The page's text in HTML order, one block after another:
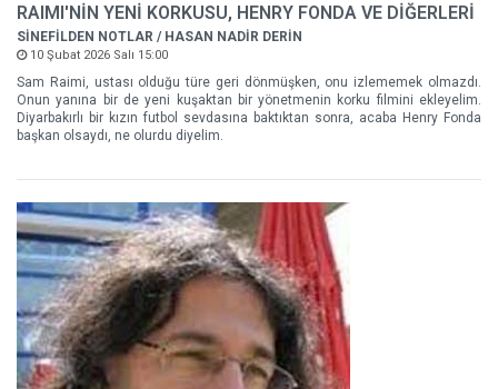
RAIMI'NİN YENİ KORKUSU, HENRY FONDA VE DİĞERLERİ
SİNEFİLDEN NOTLAR / HASAN NADİR DERİN
10 Şubat 2026 Salı 15:00
Sam Raimi, ustası olduğu türe geri dönmüşken, onu izlememek olmazdı.
Onun yanına bir de yeni kuşaktan bir yönetmenin korku filmini ekleyelim.
Diyarbakırlı bir kızın futbol sevdasına baktıktan sonra, acaba Henry Fonda
başkan olsaydı, ne olurdu diyelim.